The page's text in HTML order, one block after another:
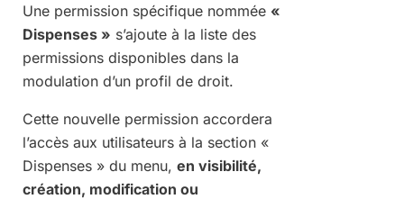
Une permission spécifique nommée «
Dispenses » s’ajoute à la liste des
permissions disponibles dans la
modulation d’un profil de droit.
Cette nouvelle permission accordera
l’accès aux utilisateurs à la section «
Dispenses » du menu, en visibilité,
création, modification ou